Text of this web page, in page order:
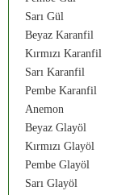
Sarı Gül
Beyaz Karanfil
Kırmızı Karanfil
Sarı Karanfil
Pembe Karanfil
Anemon
Beyaz Glayöl
Kırmızı Glayöl
Pembe Glayöl
Sarı Glayöl